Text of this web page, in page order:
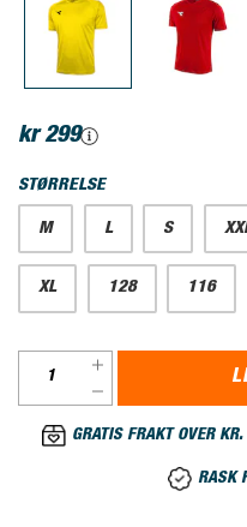
kr 299
STØRRELSE
M L S
XL 128 116
GRATIS FRAKT OVER
RASK